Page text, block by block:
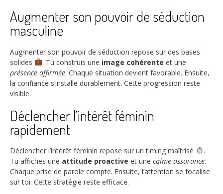
Augmenter son pouvoir de séduction
masculine
Augmenter son pouvoir de séduction repose sur des bases
solides
. Tu construis une image cohérente et une
présence affirmée. Chaque situation devient favorable. Ensuite,
la confiance s’installe durablement. Cette progression reste
visible.
Déclencher l’intérêt féminin
rapidement
Déclencher l’intérêt féminin repose sur un timing maîtrisé
.
Tu affiches une attitude proactive et une calme assurance.
Chaque prise de parole compte. Ensuite, l’attention se focalise
sur toi. Cette stratégie reste efficace.